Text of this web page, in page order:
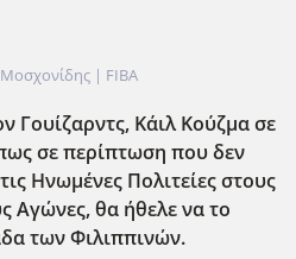
| FIBA
Γουίζαρντς, Κάιλ Κούζμα σε
σε περίπτωση που δεν
Ηνωμένες Πολιτείες στους
Αγώνες, θα ήθελε να το
των Φιλιππινών.